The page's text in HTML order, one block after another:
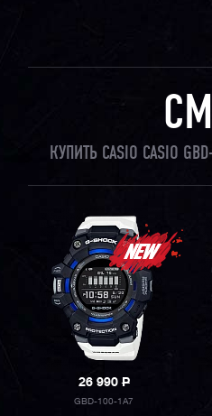
КУПИТЬ CASIO CASIO
26 990P
GBD-100-1A7